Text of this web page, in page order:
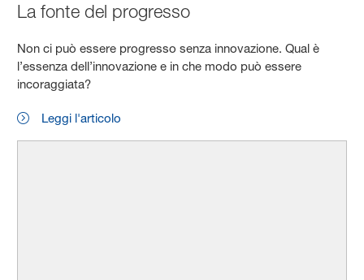
La fonte del progresso
Non ci può essere progresso senza innovazione. Qual è
l’essenza dell’innovazione e in che modo può essere
incoraggiata?
Leggi l'articolo